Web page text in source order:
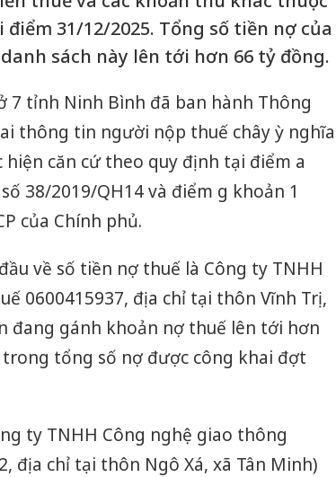
31/12/2025. Tổng số tiền nợ của
sách này lên tới hơn 66 tỷ đồng.
7 tỉnh Ninh Bình đã ban hành Thông
thông tin người nộp thuế chây ỳ nghĩa
căn cứ theo quy định tại điểm a
38/2019/QH14 và điểm g khoản 1
của Chính phủ.
về số tiền nợ thuế là Công ty TNHH
0600415937, địa chỉ tại thôn Vĩnh Trị,
đang gánh khoản nợ thuế lên tới hơn
tổng số nợ được công khai đợt
ty TNHH Công nghệ giao thông
địa chỉ tại thôn Ngô Xá, xã Tân Minh)